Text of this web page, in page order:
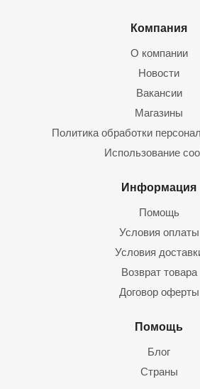
Компания
О компании
Новости
Вакансии
Магазины
Политика обработки
Использование
Информация
Помощь
Условия оплаты
Условия
Возврат товара
Договор оферты
Помощь
Блог
Страны